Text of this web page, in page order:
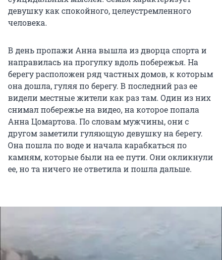
девушку как спокойного, целеустремленного
человека.
В день пропажи Анна вышла из дворца спорта и
направилась на прогулку вдоль побережья. На
берегу расположен ряд частных домов, к которым
она дошла, гуляя по берегу. В последний раз ее
видели местные жители как раз там. Один из них
снимал побережье на видео, на которое попала
Анна Цомартова. По словам мужчины, они с
другом заметили гуляющую девушку на берегу.
Она пошла по воде и начала карабкаться по
камням, которые были на ее пути. Они окликнули
ее, но та ничего не ответила и пошла дальше.